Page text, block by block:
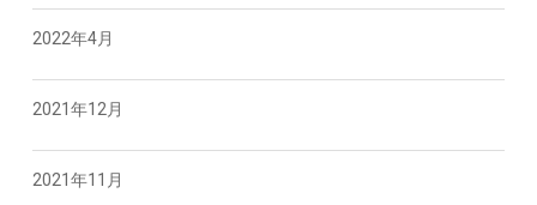
2022年4月
2021年12月
2021年11月